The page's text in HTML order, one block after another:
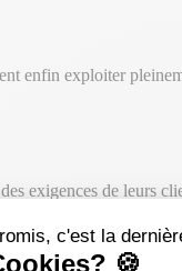
c'est la
🍪
enfin exploiter
exigences de leurs